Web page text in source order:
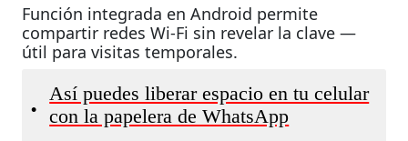
Función integrada en Android permite
compartir redes Wi‑Fi sin revelar la clave —
útil para visitas temporales.
•
Así puedes liberar espacio en tu celular
con la papelera de WhatsApp